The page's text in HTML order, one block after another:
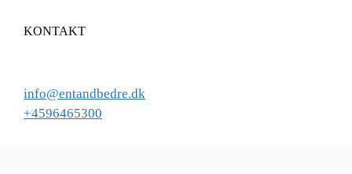
KONTAKT
info@entandbedre.dk
+4596465300